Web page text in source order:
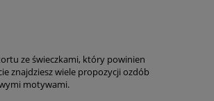
ze świeczkami, który powinien
znajdziesz wiele propozycji ozdób
motywami.